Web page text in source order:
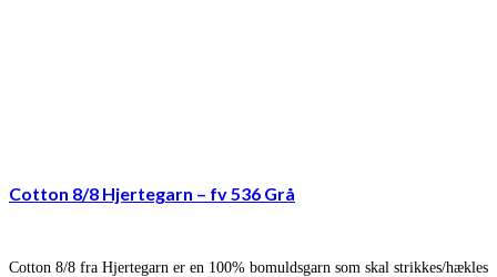
Cotton 8/8 Hjertegarn – fv 536 Grå
Cotton 8/8 fra Hjertegarn er en 100% bomuldsgarn som skal strikkes/hækles